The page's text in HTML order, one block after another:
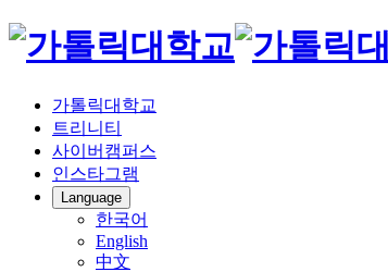
가톨릭대학교
트리니티
사이버캠퍼스
인스타그램
Language
한국어
English
中文